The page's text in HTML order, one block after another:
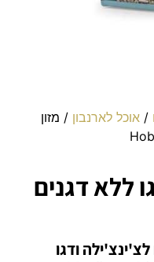
/אוכל לארנבון / מזון
ללא דגנים
ודגו